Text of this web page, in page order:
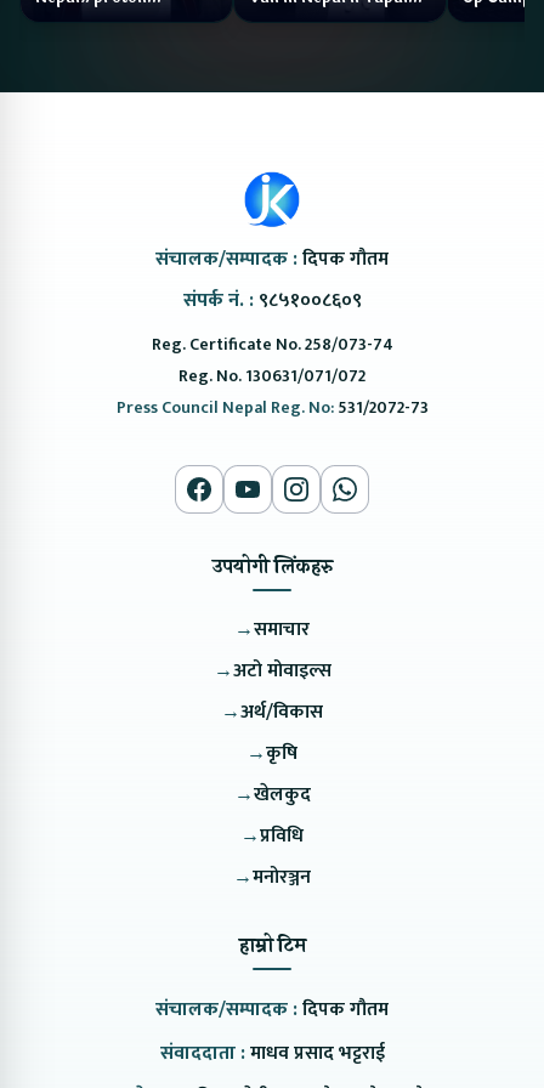
#protonemas5#protonnepal#evcarnepal
Bazar II Jankari
संचालक/सम्पादक :दिपक गौतम
संपर्क नं. : ९८५१००८६०९
Reg. Certificate No. 258/073-74
Reg. No. 130631/071/072
Press Council Nepal Reg. No:531/2072-73
उपयोगी लिंकहरु
→समाचार
→अटो मोवाइल्स
→अर्थ/विकास
→कृषि
→खेलकुद
→प्रविधि
→मनोरञ्जन
हाम्रो टिम
संचालक/सम्पादक :दिपक गौतम
संवाददाता :माधव प्रसाद भट्टराई